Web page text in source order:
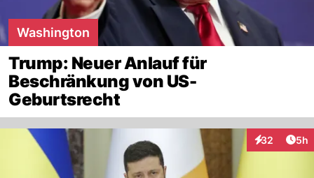
Washington
Trump: Neuer Anlauf für
Beschränkung von US-
Geburtsrecht
32
Interaktionen
5h